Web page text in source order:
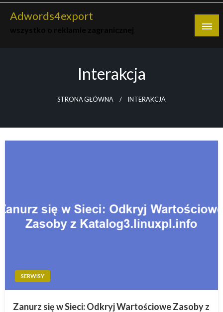
Skip
Adwords4export
Interakcja
STRONA GŁÓWNA INTERAKCJA
SERWISY
Zanurz się w Sieci: Odkryj Wartościowe Zasoby z